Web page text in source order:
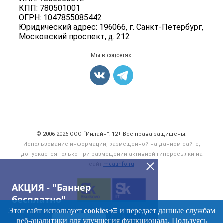
АКЦИЯ - "Баннер
бесплатно"
ПЕРЕЙТИ
КПП: 780501001
ОГРН: 1047855085442
Юридический адрес: 196066, г. Санкт-Петербург,
Московский проспект, д. 212
Мониторинг
Вакансии
Мясные снеки
Яйца
Карта объявлений
Мы в соцсетях:
© 2006‑2026 ООО “Инлайн”. 12+ Все права защищены.
Использование информации, размещенной на данном сайте,
допускается только при размещении активной гиперссылки на
meatinfo.ru
Этот сайт использует cookies
и передает данные службам
веб-аналитики для улучшения функционала. Пользуясь